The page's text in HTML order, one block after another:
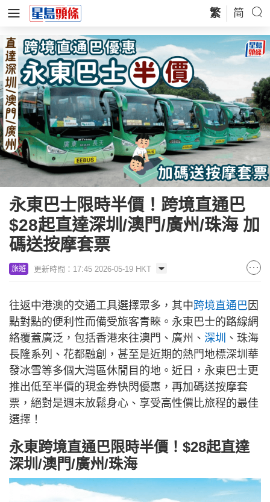
繁 简
永東巴士限時半價！跨境直通巴
$28起直達深圳/澳門/廣州/珠海 加
碼送按摩套票
旅遊 更新時間：17:45 2026-05-19 HKT
往返中港澳的交通工具選擇眾多，其中跨境直通巴 因
點對點的便利性而備受旅客青睞。永東巴士的路線網
絡覆蓋廣泛，包括香港來往澳門、廣州、 深圳 、珠海
長隆系列、花都融創，甚至是近期的熱門地標深圳華
發冰雪等多個大灣區休閒目的地。近日，永東巴士更
推出低至半價的現金券快閃優惠，再加碼送按摩套
票，絕對是週末放鬆身心、享受高性價比旅程的最佳
選擇！
永東跨境直通巴限時半價！$28起直達
深圳/澳門/廣州/珠海